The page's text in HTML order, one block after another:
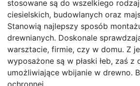
stosowane są do wszelkiego
ciesielskich, budowlanych oraz
Stanowią najlepszy sposób
drewnianych. Doskonale
warsztacie, firmie, czy w domu. Z
wyposażone są w płaski łeb, zaś
umożliwiające wbijanie w drewno.
ochronnej.